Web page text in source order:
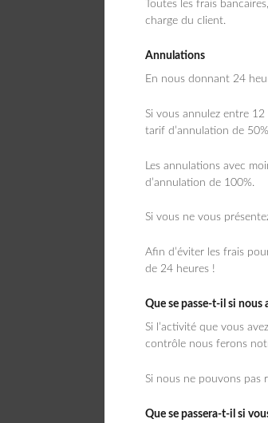
Toutes les frais
charge du client.
Annulations
En nous donnant 24
Si vous annulez entre
tarif d’annulation de
Les annulations avec
d’annulation de 100%.
Si vous ne vous
Afin d’éviter les frais
de 24 heures !
Que se passe-t-il si nous
Si l’activité que vous
contrôle nous ferons
Si nous ne pouvons pas
Que se passera-t-il si